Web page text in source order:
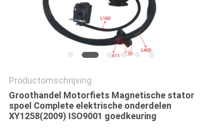
Productomschrijving
Groothandel Motorfiets Magnetische stator
spoel Complete elektrische onderdelen
XY1258(2009) ISO9001 goedkeuring